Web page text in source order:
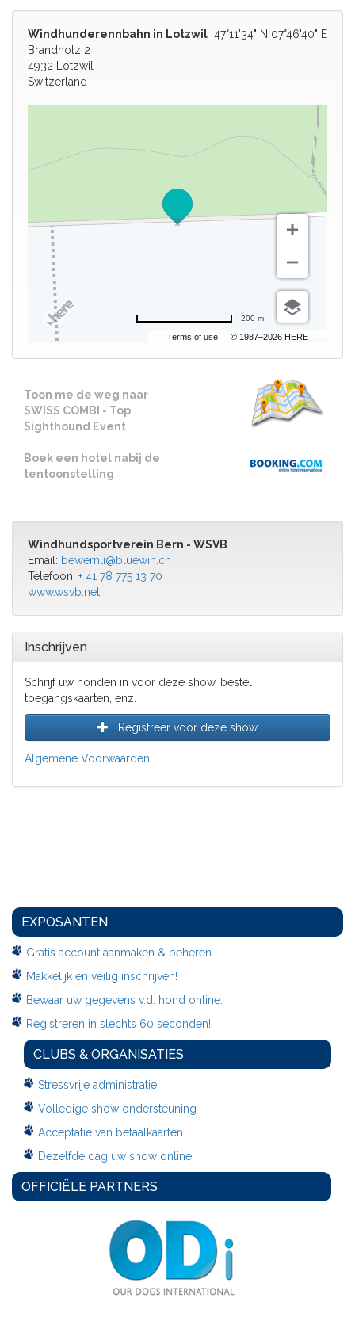
47°11'34" N 07°46'40" E
Windhunderennbahn in Lotzwil
Brandholz 2
4932 Lotzwil
Switzerland
Terms of use © 1987–2026 HERE
200 m
Toon me de weg naar
SWISS COMBI - Top
Sighthound Event
Boek een hotel nabij de
tentoonstelling
Windhundsportverein Bern - WSVB
Email: bewernli@bluewin.ch
Telefoon: + 41 78 775 13 70
www.wsvb.net
Inschrijven
Schrijf uw honden in voor deze show, bestel
toegangskaarten, enz.
Registreer voor deze show
Algemene Voorwaarden
EXPOSANTEN
Gratis account aanmaken & beheren.
Makkelijk en veilig inschrijven!
Bewaar uw gegevens v.d. hond online.
Registreren in slechts 60 seconden!
CLUBS & ORGANISATIES
Stressvrije administratie
Volledige show ondersteuning
Acceptatie van betaalkaarten
Dezelfde dag uw show online!
OFFICIËLE PARTNERS